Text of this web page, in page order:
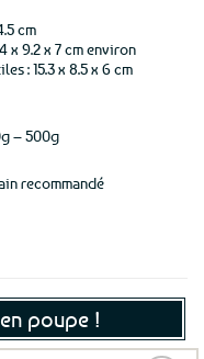
cm
x 9.2 x 7 cm environ
: 15.3 x 8.5 x 6 cm
– 500g
recommandé
poupe !